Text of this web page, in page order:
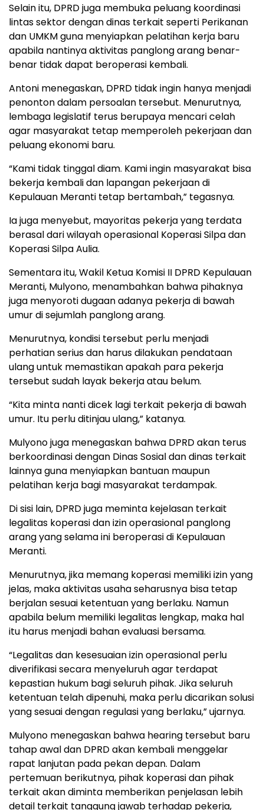
Selain itu, DPRD juga membuka peluang koordinasi
lintas sektor dengan dinas terkait seperti Perikanan
dan UMKM guna menyiapkan pelatihan kerja baru
apabila nantinya aktivitas panglong arang benar-
benar tidak dapat beroperasi kembali.
Antoni menegaskan, DPRD tidak ingin hanya menjadi
penonton dalam persoalan tersebut. Menurutnya,
lembaga legislatif terus berupaya mencari celah
agar masyarakat tetap memperoleh pekerjaan dan
peluang ekonomi baru.
“Kami tidak tinggal diam. Kami ingin masyarakat bisa
bekerja kembali dan lapangan pekerjaan di
Kepulauan Meranti tetap bertambah,” tegasnya.
Ia juga menyebut, mayoritas pekerja yang terdata
berasal dari wilayah operasional Koperasi Silpa dan
Koperasi Silpa Aulia.
Sementara itu, Wakil Ketua Komisi II DPRD Kepulauan
Meranti, Mulyono, menambahkan bahwa pihaknya
juga menyoroti dugaan adanya pekerja di bawah
umur di sejumlah panglong arang.
Menurutnya, kondisi tersebut perlu menjadi
perhatian serius dan harus dilakukan pendataan
ulang untuk memastikan apakah para pekerja
tersebut sudah layak bekerja atau belum.
“Kita minta nanti dicek lagi terkait pekerja di bawah
umur. Itu perlu ditinjau ulang,” katanya.
Mulyono juga menegaskan bahwa DPRD akan terus
berkoordinasi dengan Dinas Sosial dan dinas terkait
lainnya guna menyiapkan bantuan maupun
pelatihan kerja bagi masyarakat terdampak.
Di sisi lain, DPRD juga meminta kejelasan terkait
legalitas koperasi dan izin operasional panglong
arang yang selama ini beroperasi di Kepulauan
Meranti.
Menurutnya, jika memang koperasi memiliki izin yang
jelas, maka aktivitas usaha seharusnya bisa tetap
berjalan sesuai ketentuan yang berlaku. Namun
apabila belum memiliki legalitas lengkap, maka hal
itu harus menjadi bahan evaluasi bersama.
“Legalitas dan kesesuaian izin operasional perlu
diverifikasi secara menyeluruh agar terdapat
kepastian hukum bagi seluruh pihak. Jika seluruh
ketentuan telah dipenuhi, maka perlu dicarikan solusi
yang sesuai dengan regulasi yang berlaku,” ujarnya.
Mulyono menegaskan bahwa hearing tersebut baru
tahap awal dan DPRD akan kembali menggelar
rapat lanjutan pada pekan depan. Dalam
pertemuan berikutnya, pihak koperasi dan pihak
terkait akan diminta memberikan penjelasan lebih
detail terkait tanggung jawab terhadap pekerja,